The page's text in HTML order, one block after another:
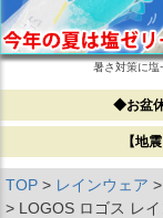
暑さ対策に塩
◆お盆
【地
TOP レインウェア
LOGOS ロゴス レ